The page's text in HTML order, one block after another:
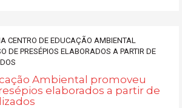
Ambiental promoveu
elaborados a partir de